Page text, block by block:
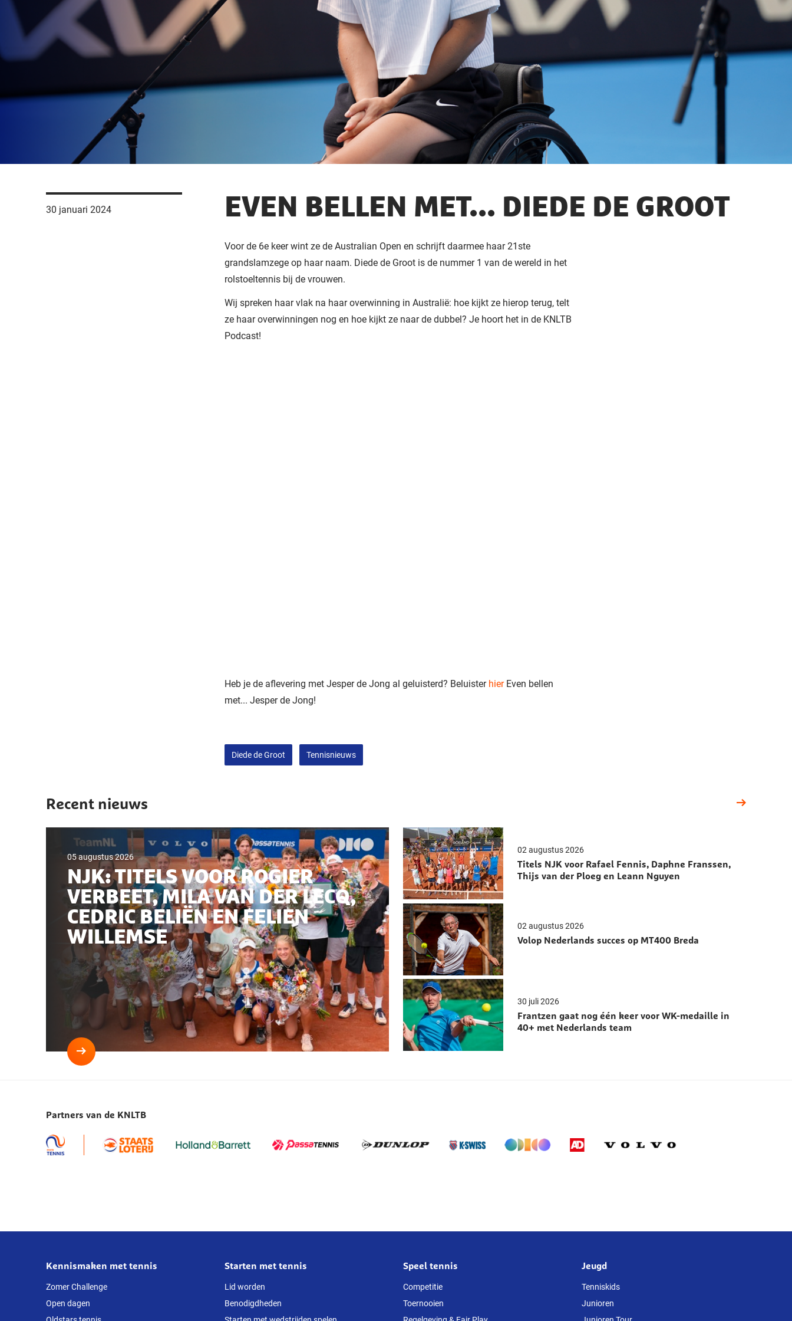
30 januari 2024 EVEN BELLEN MET... DIEDE DE GROOT
Voor de 6e keer wint ze de Australian Open en schrijft daarmee haar 21ste
grandslamzege op haar naam. Diede de Groot is de nummer 1 van de wereld in het
rolstoeltennis bij de vrouwen.
Wij spreken haar vlak na haar overwinning in Australië: hoe kijkt ze hierop terug, telt
ze haar overwinningen nog en hoe kijkt ze naar de dubbel? Je hoort het in de KNLTB
Podcast!
Heb je de aflevering met Jesper de Jong al geluisterd? Beluister hierEven bellen
met... Jesper de Jong!
Diede de Groot Tennisnieuws
Recent nieuws
05 augustus 2026
NJK: TITELS VOOR ROGIER
VERBEET, MILA VAN DER LECQ,
CEDRIC BELIËN EN FELIEN
WILLEMSE
Lees
voor
Verbeet,
Mila
Willemse
02 augustus 2026
Titels NJK voor Rafael Fennis, Daphne Franssen,
Thijs van der Ploeg en Leann Nguyen
02 augustus 2026
Volop Nederlands succes op MT400 Breda
30 juli 2026
Frantzen gaat nog één keer voor WK-medaille in
40+ met Nederlands team
Partners van de KNLTB
Over
deze
website
Kennismaken met tennis
Zomer Challenge
Open dagen
Starten met tennis
Lid worden
Benodigdheden
Speel tennis
Competitie
Toernooien
Jeugd
Tenniskids
Junioren